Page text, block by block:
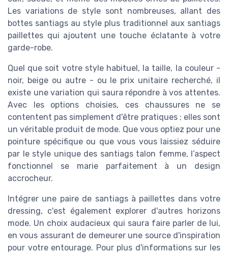
Les variations de style sont nombreuses, allant des
bottes santiags au style plus traditionnel aux santiags
paillettes qui ajoutent une touche éclatante à votre
garde-robe.
Quel que soit votre style habituel, la taille, la couleur -
noir, beige ou autre - ou le prix unitaire recherché, il
existe une variation qui saura répondre à vos attentes.
Avec les options choisies, ces chaussures ne se
contentent pas simplement d'être pratiques ; elles sont
un véritable produit de mode. Que vous optiez pour une
pointure spécifique ou que vous vous laissiez séduire
par le style unique des santiags talon femme, l’aspect
fonctionnel se marie parfaitement à un design
accrocheur.
Intégrer une paire de santiags à paillettes dans votre
dressing, c'est également explorer d'autres horizons
mode. Un choix audacieux qui saura faire parler de lui,
en vous assurant de demeurer une source d'inspiration
pour votre entourage. Pour plus d'informations sur les